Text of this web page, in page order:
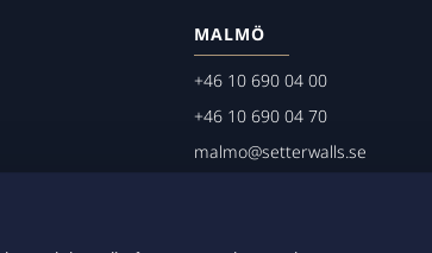
MALMÖ
+46 10 690 04 00
+46 10 690 04 70
malmo@setterwalls.se